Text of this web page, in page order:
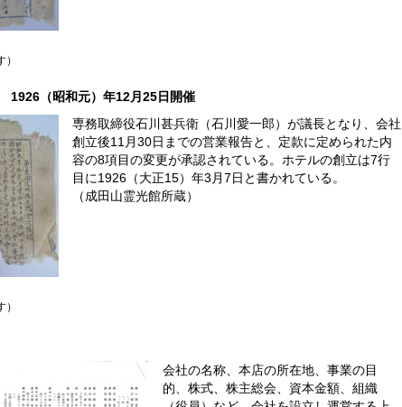
）
1926（昭和元）年12月25日開催
）
専務取締役石川甚兵衛（石川愛一郎）が議長となり、会社
創立後11月30日までの営業報告と、定款に定められた内
容の8項目の変更が承認されている。ホテルの創立は7行
目に1926（大正15）年3月7日と書かれている。
（成田山霊光館所蔵）
会社の名称、本店の所在地、事業の目
的、株式、株主総会、資本金額、組織